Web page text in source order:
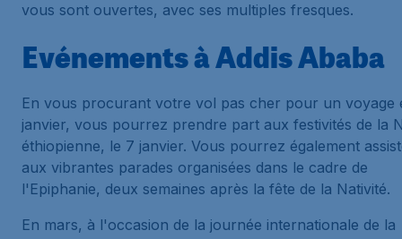
vous sont ouvertes, avec ses multiples fresques.
Evénements à Addis Ababa
En vous procurant votre vol pas cher pour un voyage
janvier, vous pourrez prendre part aux festivités de la
éthiopienne, le 7 janvier. Vous pourrez également
aux vibrantes parades organisées dans le cadre de
l'Epiphanie, deux semaines après la fête de la Nativité.
En mars, à l'occasion de la journée internationale de la